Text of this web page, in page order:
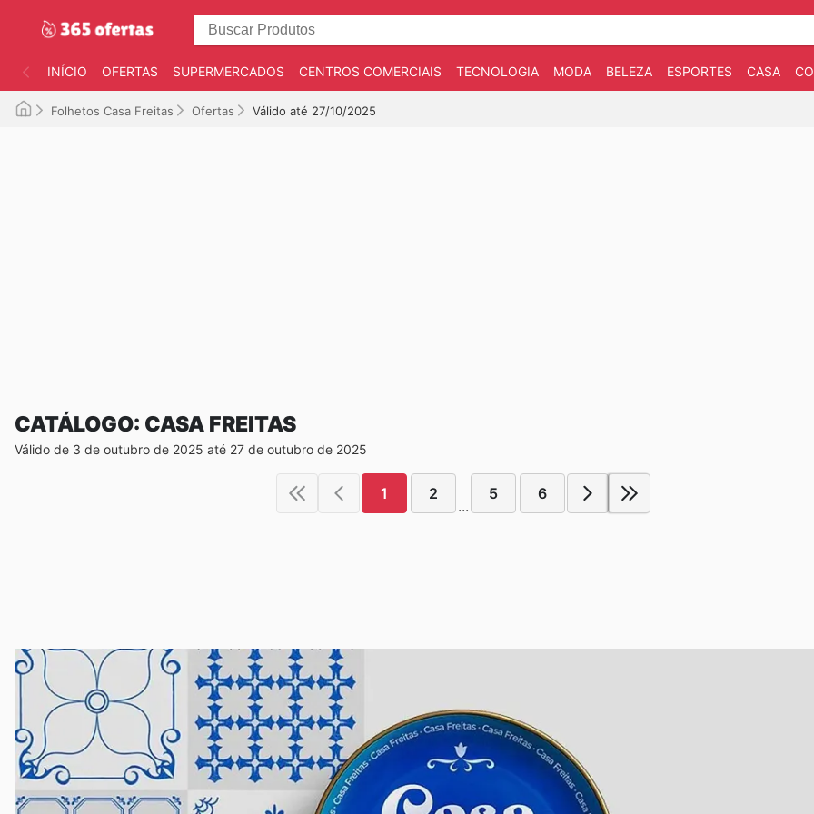
INÍCIO OFERTAS SUPERMERCADOS CENTROS COMERCIAIS TECNOLOGIA MODA BELEZA ESPORTES CASA
Folhetos Casa Freitas Ofertas Válido até 27/10/2025
CATÁLOGO: CASA FREITAS
Válido de 3 de outubro de 2025 até 27 de outubro de 2025
1 2
...
5 6